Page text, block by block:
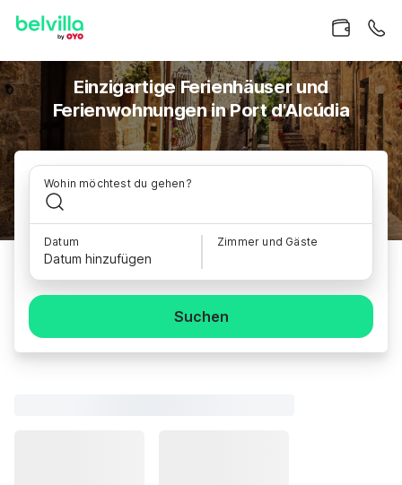
Einzigartige Ferienhäuser und
Ferienwohnungen in Port d'Alcúdia
Wohin möchtest du gehen?
Datum
Datum hinzufügen
Zimmer und Gäste
Suchen